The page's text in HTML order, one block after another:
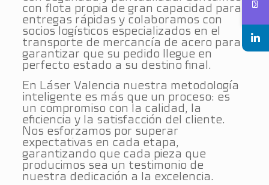
con flota propia de gran capacidad para
entregas rápidas y colaboramos con
socios logísticos especializados en el
transporte de mercancía de acero para
garantizar que su pedido llegue en
perfecto estado a su destino final.
En Láser Valencia nuestra metodología
inteligente es más que un proceso: es
un compromiso con la calidad, la
eficiencia y la satisfacción del cliente.
Nos esforzamos por superar
expectativas en cada etapa,
garantizando que cada pieza que
producimos sea un testimonio de
nuestra dedicación a la excelencia.